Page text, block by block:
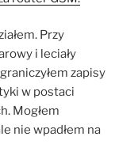
Przy
i leciały
zapisy
w postaci
Mogłem
nie wpadłem na